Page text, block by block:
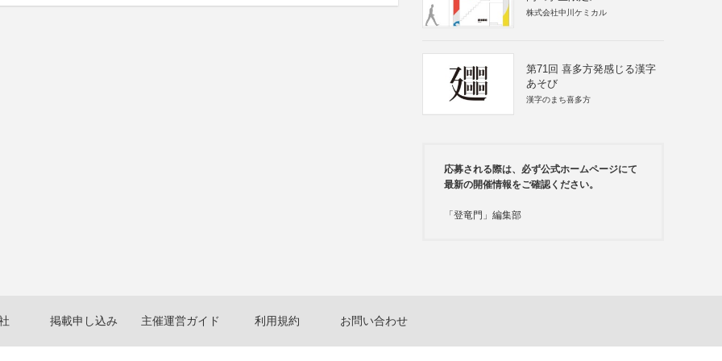
株式会社中川ケミカル
第71回 喜多方発感じる漢字
あそび
漢字のまち喜多方
応募される際は、必ず公式ホームページにて
最新の開催情報をご確認ください。
「登竜門」編集部
掲載申し込み 主催運営ガイド 利用規約 お問い合わせ